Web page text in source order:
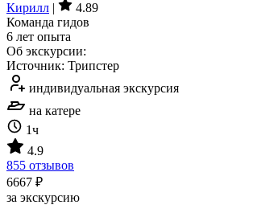
Кирилл |
4.89
Команда гидов
6 лет опыта
Об экскурсии:
Источник: Трипстер
индивидуальная экскурсия
на катере
1ч
4.9
855 отзывов
6667 ₽
за экскурсию